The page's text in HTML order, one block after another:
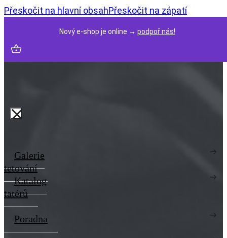
Přeskočit na hlavní obsahPřeskočit na zápatí
Nový e-shop je online → podpoř nás!
Galerie
tetování
Katalog
tatérů
Poradna